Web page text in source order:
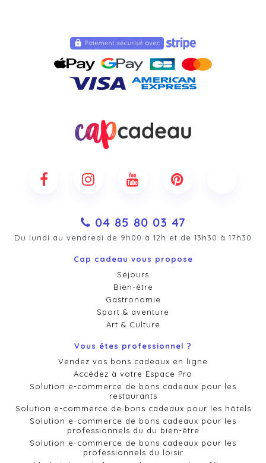
04 85 80 03 47
Du lundi au vendredi de 9h00 à 12h et de 13h30 à 17h30
Cap cadeau vous propose
Séjours
Bien-être
Gastronomie
Sport & aventure
Art & Culture
Vous êtes professionnel ?
Vendez vos bons cadeaux en ligne
Accédez à votre Espace Pro
Solution e-commerce de bons cadeaux pour les
restaurants
Solution e-commerce de bons cadeaux pour les hôtels
Solution e-commerce de bons cadeaux pour les
professionnels du du bien-être
Solution e-commerce de bons cadeaux pour les
professionnels du loisir